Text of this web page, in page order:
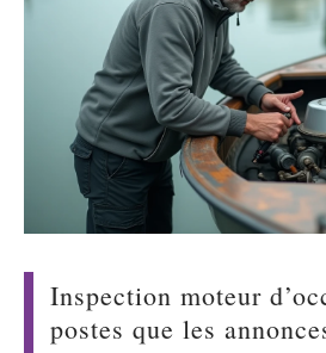
Inspection moteur
postes que les